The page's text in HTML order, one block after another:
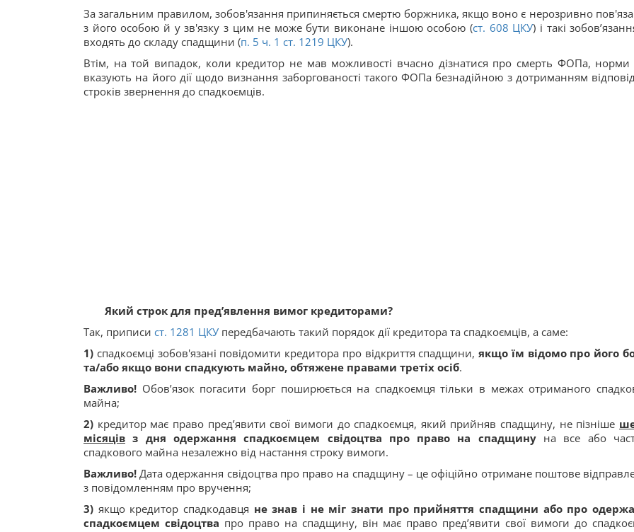
За загальним правилом, зобов'язання припиняється смертю боржника, якщо воно є нерозривно
з його особою й у зв'язку з цим не може бути виконане іншою особою (ст. 608 ЦКУ) і такі
входять до складу спадщини (п. 5 ч. 1 ст. 1219 ЦКУ).
Втім, на той випадок, коли кредитор не мав можливості вчасно дізнатися про смерть ФОПа, норми
вказують на його дії щодо визнання заборгованості такого ФОПа безнадійною з дотриманням
строків звернення до спадкоємців.
Який строк для пред’явлення вимог кредиторами?
Так, приписи ст. 1281 ЦКУ передбачають такий порядок дії кредитора та спадкоємців, а саме:
1) спадкоємці зобов'язані повідомити кредитора про відкриття спадщини,якщо їм відомо про його
та/або якщо вони спадкують майно, обтяжене правами третіх осіб.
Важливо! Обов’язок погасити борг поширюється на спадкоємця тільки в межах отриманого
майна;
2) кредитор має право пред’явити свої вимоги до спадкоємця, який прийняв спадщину, не пізніше
місяців з дня одержання спадкоємцем свідоцтва про право на спадщинуна все або
спадкового майна незалежно від настання строку вимоги.
Важливо! Дата одержання свідоцтва про право на спадщину – це офіційно отримане поштове
з повідомленням про вручення;
3) якщо кредитор спадкодавця не знав і не міг знати про прийняття спадщини або про
спадкоємцем свідоцтва про право на спадщину, він має право пред’явити свої вимоги до